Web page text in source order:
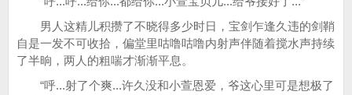
男人这精儿积攒了不晓得多少时日，宝剑乍逢久违的剑鞘
自是一发不可收拾，偏堂里咕噜咕噜内射声伴随着搅水声持续
了半晌，两人的粗喘才渐渐平息。
“呼...射了个爽...许久没和小萱恩爱，爷这心里可是想极了